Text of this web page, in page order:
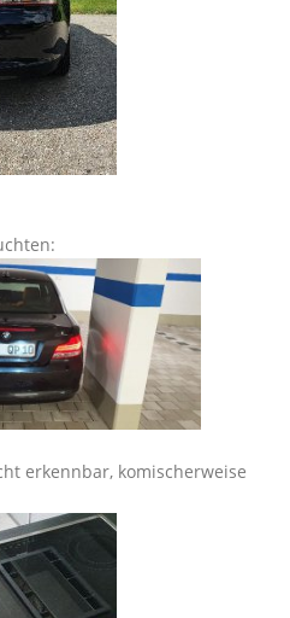
erkennbar, komischerweise